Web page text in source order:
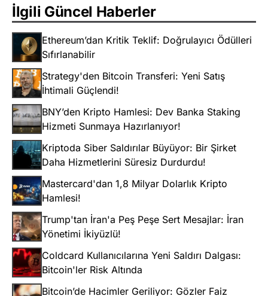
İlgili Güncel Haberler
Ethereum’dan Kritik Teklif: Doğrulayıcı Ödülleri
Sıfırlanabilir
Strategy'den Bitcoin Transferi: Yeni Satış
İhtimali Güçlendi!
BNY’den Kripto Hamlesi: Dev Banka Staking
Hizmeti Sunmaya Hazırlanıyor!
Kriptoda Siber Saldırılar Büyüyor: Bir Şirket
Daha Hizmetlerini Süresiz Durdurdu!
Mastercard'dan 1,8 Milyar Dolarlık Kripto
Hamlesi!
Trump'tan İran'a Peş Peşe Sert Mesajlar: İran
Yönetimi İkiyüzlü!
Coldcard Kullanıcılarına Yeni Saldırı Dalgası:
Bitcoin'ler Risk Altında
Bitcoin’de Hacimler Geriliyor: Gözler Faiz